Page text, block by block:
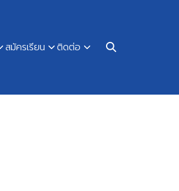
สมัครเรียน ติดต่อ